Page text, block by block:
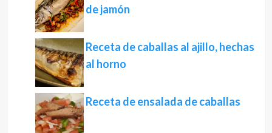
de jamón
Receta de caballas al ajillo, hechas
al horno
Receta de ensalada de caballas